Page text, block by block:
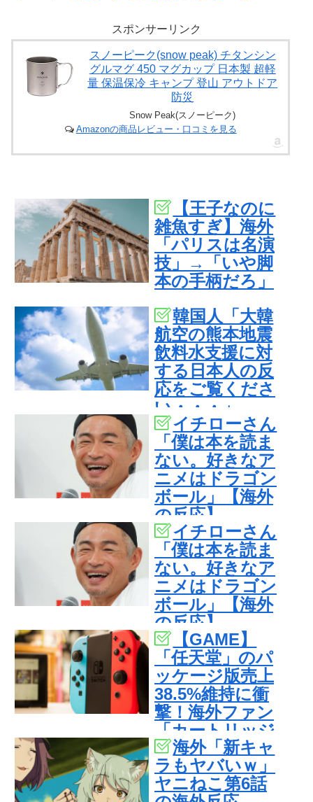
スポンサーリンク
スノーピーク(snow peak) チタンシン
グルマグ 450 マグカップ 日本製 超軽
量 保温保冷 キャンプ 登山 アウトドア
防災
Snow Peak(スノーピーク)
Amazonの商品レビュー・口コミを見る
【王子なのに
雑魚すぎ】海外
「パリスは名演
技」→「いや脚
本の手柄だろ」
韓国人「大韓
航空の熊本地震
飲料水支援に対
する日本人の反
応をご覧くださ
い・・・」
→「」
イチローさん
「僕は本を読ま
ない。好きなア
ニメはドラゴン
ボール」【海外
の反応】
イチローさん
「僕は本を読ま
ない。好きなア
ニメはドラゴン
ボール」【海外
の反応】
【GAME】
「任天堂」のパ
ッケージ版売上
38.5%維持に衝
撃！海外ファン
「カートリッジ
こそ至高」
海外「新キャ
ラもヤバいｗ」
ヤニねこ第6話